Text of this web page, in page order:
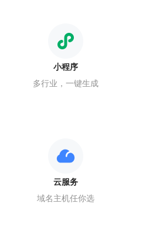
小程序
多行业，一键生成
云服务
域名主机任你选